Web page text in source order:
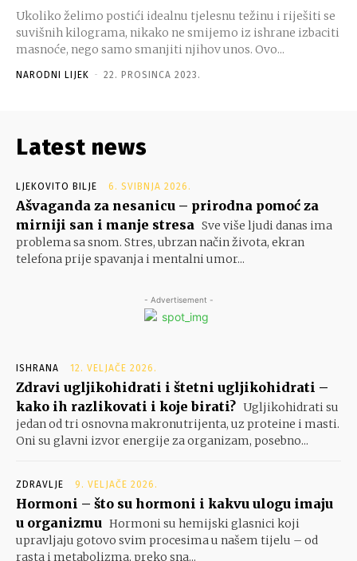
Ukoliko želimo postići idealnu tjelesnu težinu i riješiti se
suvišnih kilograma, nikako ne smijemo iz ishrane izbaciti
masnoće, nego samo smanjiti njihov unos. Ovo...
NARODNI LIJEK - 22. PROSINCA 2023.
Latest news
LJEKOVITO BILJE 6. SVIBNJA 2026.
Ašvaganda za nesanicu – prirodna pomoć za
mirniji san i manje stresa Sve više ljudi danas ima
problema sa snom. Stres, ubrzan način života, ekran
telefona prije spavanja i mentalni umor...
- Advertisement -
ISHRANA 12. VELJAČE 2026.
Zdravi ugljikohidrati i štetni ugljikohidrati –
kako ih razlikovati i koje birati? Ugljikohidrati su
jedan od tri osnovna makronutrijenta, uz proteine i masti.
Oni su glavni izvor energije za organizam, posebno...
ZDRAVLJE 9. VELJAČE 2026.
Hormoni – što su hormoni i kakvu ulogu imaju
u organizmu Hormoni su hemijski glasnici koji
upravljaju gotovo svim procesima u našem tijelu – od
rasta i metabolizma, preko sna...